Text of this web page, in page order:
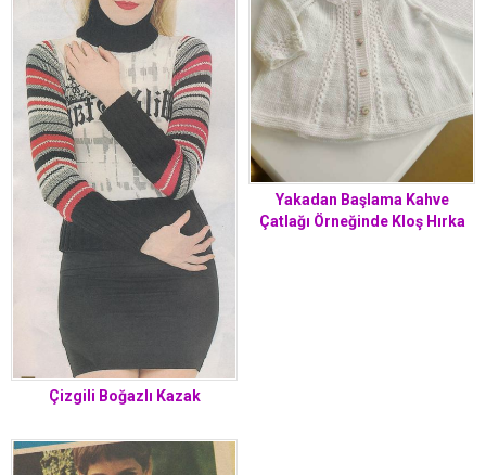
Çizgili Boğazlı Kazak
Yakadan Başlama Kahve
Çatlağı Örneğinde Kloş Hırka